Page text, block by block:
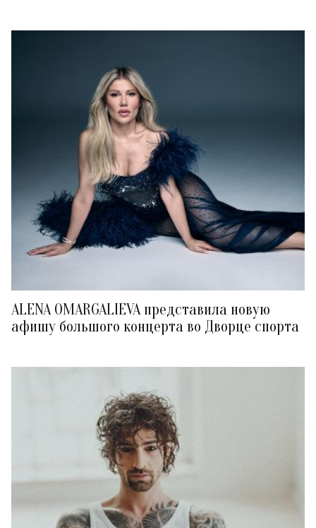
ALENA OMARGALIEVA представила новую
афишу большого концерта во Дворце спорта